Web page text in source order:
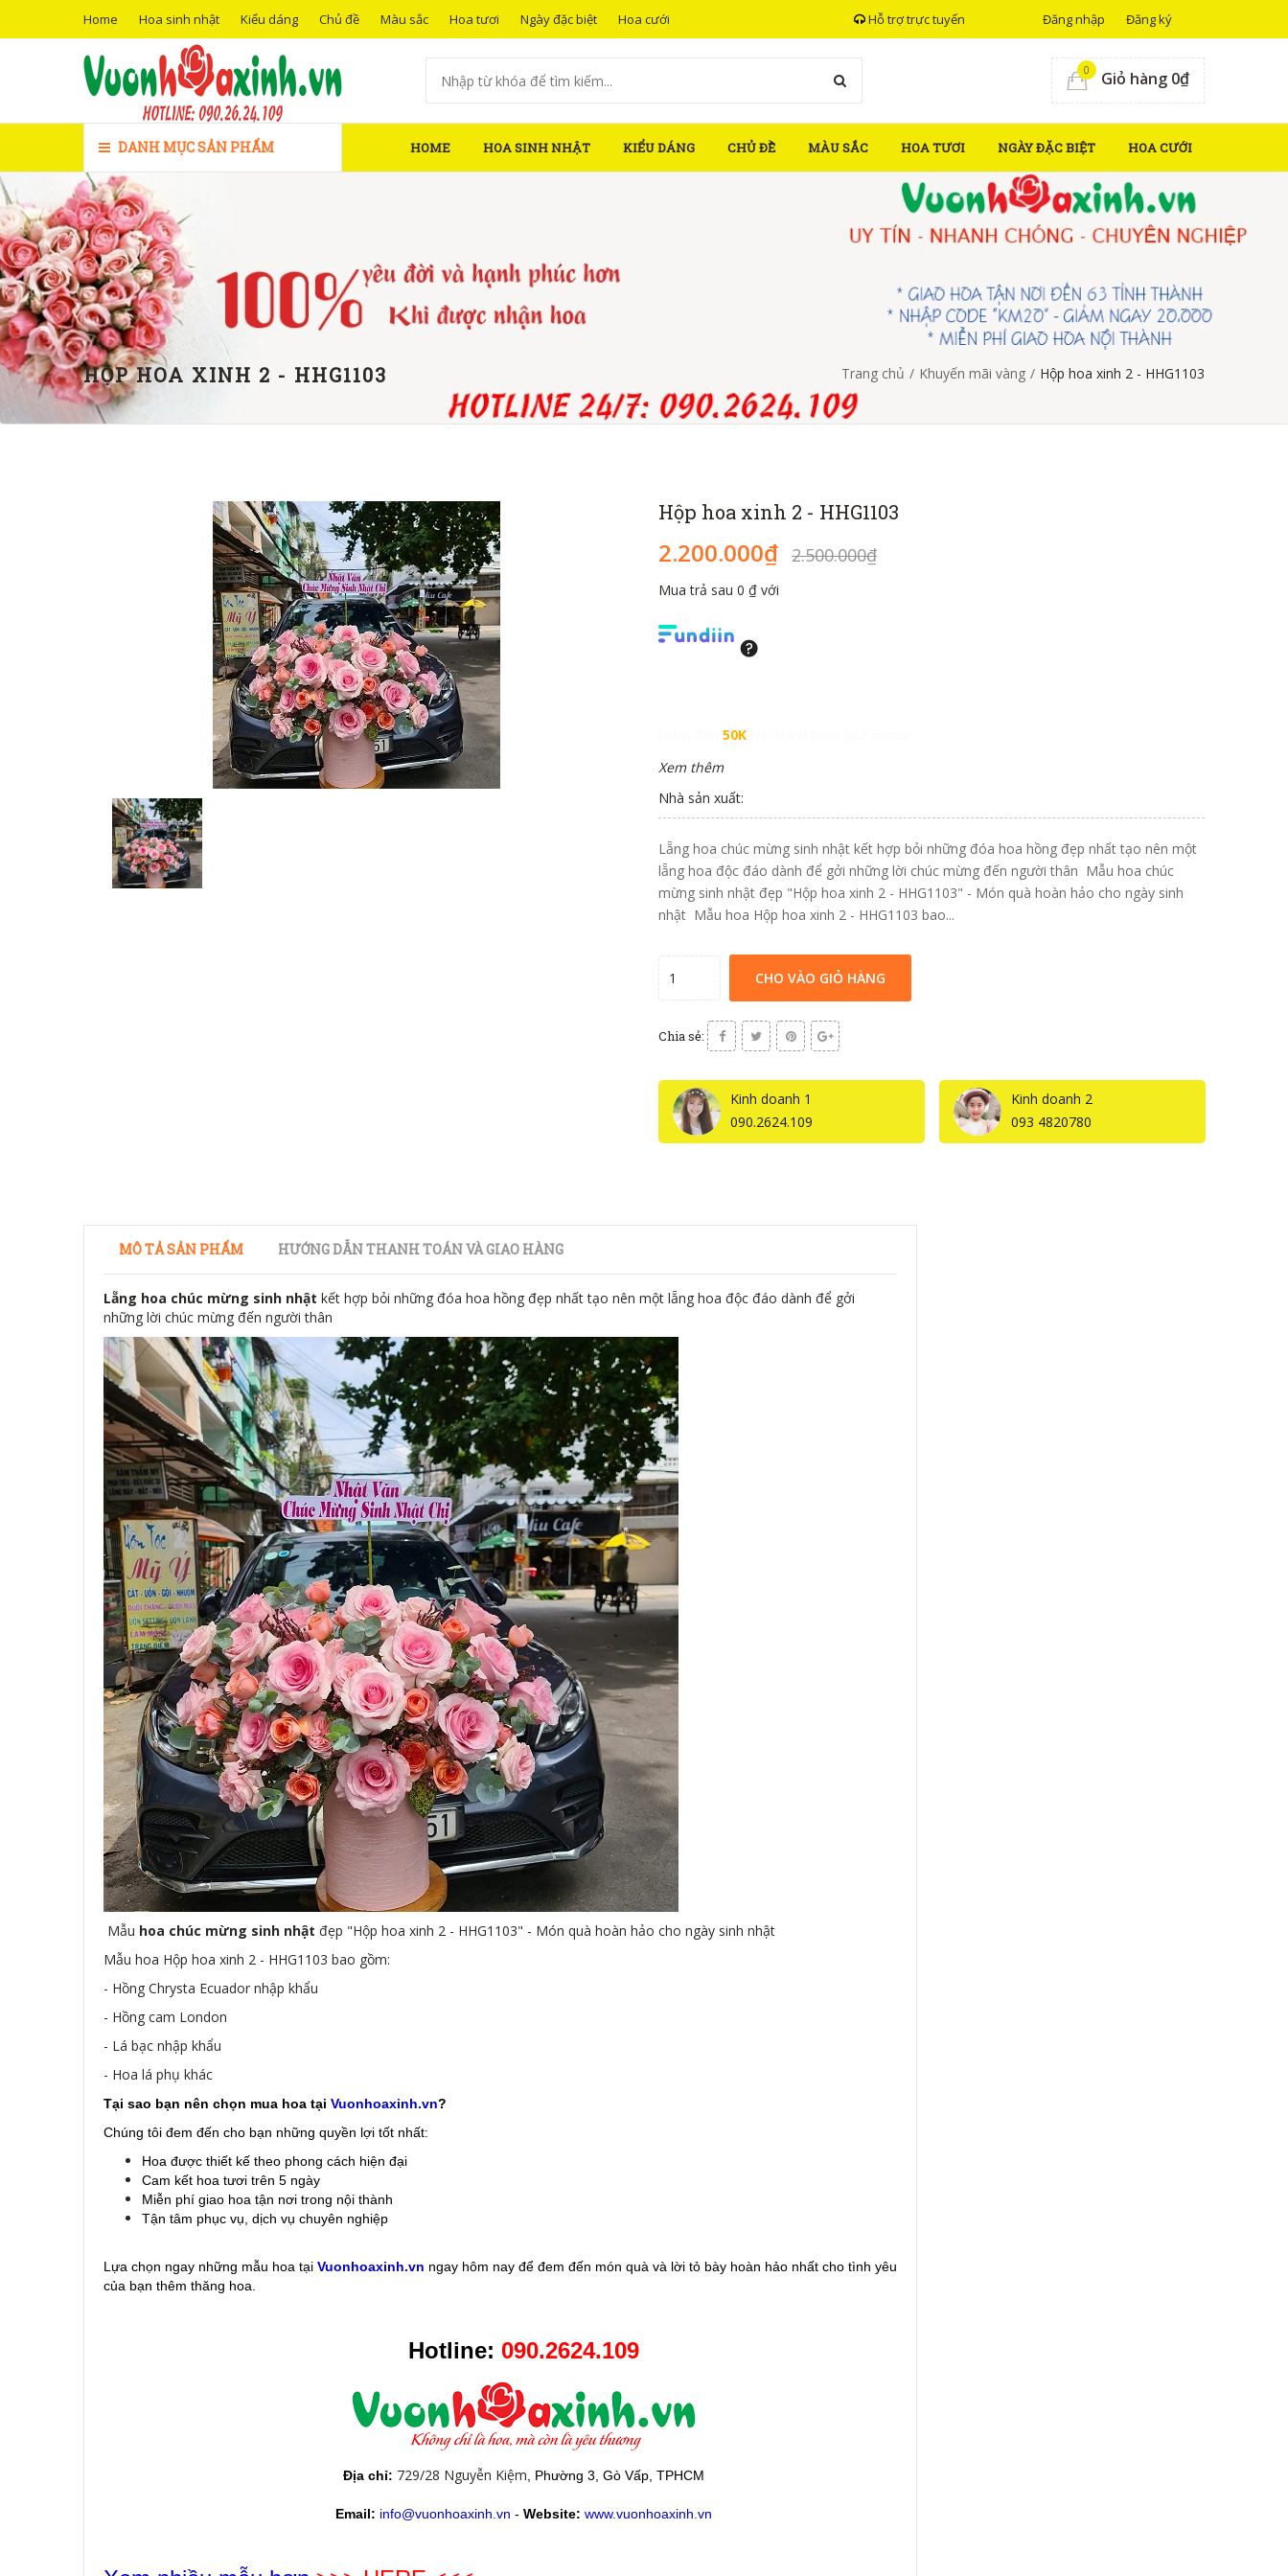
Home Hoa sinh nhật Kiểu dáng Chủ đề Màu sắc Hoa tươi Ngày đặc biệt Hoa cưới Hỗ trợ trực tuyến Đăng nhập Đăng ký
0 Giỏ hàng 0₫
DANH MỤC SẢN PHẨM HOME HOA SINH NHẬT KIỂU DÁNG CHỦ ĐỀ MÀU SẮC HOA TƯƠI NGÀY ĐẶC BIỆT HOA CƯỚI
HỘP HOA XINH 2 - HHG1103 Trang chủ / Khuyến mãi vàng / Hộp hoa xinh 2 - HHG1103
Hộp hoa xinh 2 - HHG1103
2.200.000₫ 2.500.000₫
Mua trả sau 0 ₫ với
50K
Xem thêm
Nhà sản xuất:
Lẵng hoa chúc mừng sinh nhật kết hợp bỏi những đóa hoa hồng đẹp nhất tạo nên một
lẵng hoa độc đáo dành để gởi những lời chúc mừng đến người thân Mẫu hoa chúc
mừng sinh nhật đẹp "Hộp hoa xinh 2 - HHG1103" - Món quà hoàn hảo cho ngày sinh
nhật Mẫu hoa Hộp hoa xinh 2 - HHG1103 bao...
CHO VÀO GIỎ HÀNG
Chia sẻ:
Kinh doanh 1
090.2624.109
Kinh doanh 2
093 4820780
MÔ TẢ SẢN PHẨM HƯỚNG DẪN THANH TOÁN VÀ GIAO HÀNG
Lẵng hoa chúc mừng sinh nhật kết hợp bỏi những đóa hoa hồng đẹp nhất tạo nên một lẵng hoa độc đáo dành để gởi
những lời chúc mừng đến người thân
Mẫu hoa chúc mừng sinh nhật đẹp "Hộp hoa xinh 2 - HHG1103" - Món quà hoàn hảo cho ngày sinh nhật
Mẫu hoa Hộp hoa xinh 2 - HHG1103 bao gồm:
- Hồng Chrysta Ecuador nhập khẩu
- Hồng cam London
- Lá bạc nhập khẩu
- Hoa lá phụ khác
Tại sao bạn nên chọn mua hoa tại Vuonhoaxinh.vn?
Chúng tôi đem đến cho bạn những quyền lợi tốt nhất:
Hoa được thiết kế theo phong cách hiện đại
Cam kết hoa tươi trên 5 ngày
Miễn phí giao hoa tận nơi trong nội thành
Tận tâm phục vụ, dịch vụ chuyên nghiệp
Lựa chọn ngay những mẫu hoa tại Vuonhoaxinh.vn ngay hôm nay để đem đến món quà và lời tỏ bày hoàn hảo nhất cho tình yêu
của bạn thêm thăng hoa.
Hotline: 090.2624.109
Địa chỉ: 729/28 Nguyễn Kiệm , Phường 3, Gò Vấp, TPHCM
Email: info@vuonhoaxinh.vn - Website: www.vuonhoaxinh.vn